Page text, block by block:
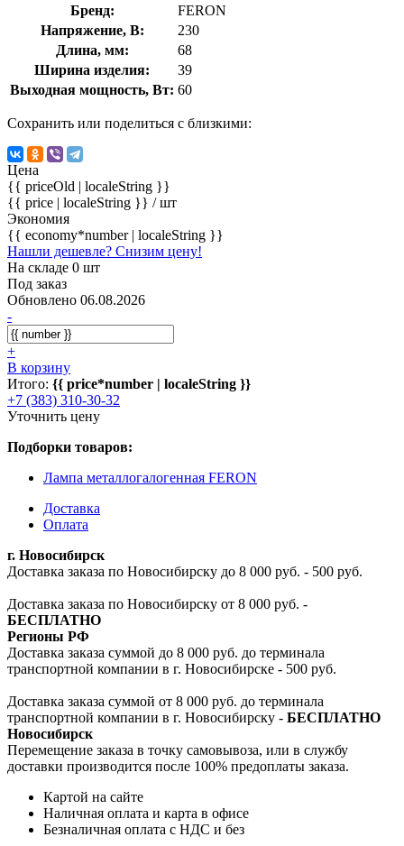
Бренд:
FERON
Напряжение, В:
230
Длина, мм:
68
Ширина изделия:
39
Выходная мощность, Вт: 60
Сохранить или поделиться с близкими:
Цена
{{ priceOld | localeString }}
{{ price | localeString }} / шт
Экономия
{{ economy*number | localeString }}
Нашли дешевле? Снизим цену!
На складе 0 шт
Под заказ
Обновлено 06.08.2026
-
+
В корзину
Итого: {{ price*number | localeString }}
+7 (383) 310-30-32
Уточнить цену
Подборки товаров:
Лампа металлогалогенная FERON
Доставка
Оплата
г. Новосибирск
Доставка заказа по Новосибирску до 8 000 руб. - 500 руб.
Доставка заказа по Новосибирску от 8 000 руб. -
БЕСПЛАТНО
Регионы РФ
Доставка заказа суммой до 8 000 руб. до терминала
транспортной компании в г. Новосибирске - 500 руб.
Доставка заказа суммой от 8 000 руб. до терминала
транспортной компании в г. Новосибирску - БЕСПЛАТНО
Новосибирск
Перемещение заказа в точку самовывоза, или в службу
доставки производится после 100% предоплаты заказа.
Картой на сайте
Наличная оплата и карта в офисе
Безналичная оплата с НДС и без